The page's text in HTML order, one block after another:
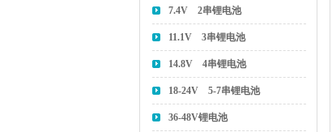
7.4V 2串锂电池
11.1V 3串锂电池
14.8V 4串锂电池
18-24V 5-7串锂电池
36-48V锂电池